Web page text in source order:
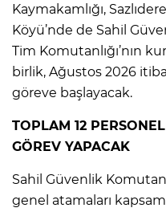
Kaymakamlığı,
Köyü’nde de Sahil
Tim Komutanlığı’nın
birlik, Ağustos 2026
göreve başlayacak.
TOPLAM 12
GÖREV YAPACAK
Sahil Güvenlik
genel atamaları